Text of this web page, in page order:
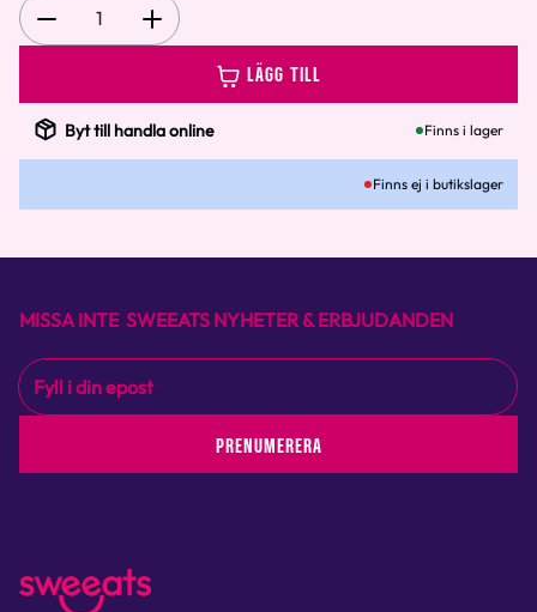
1
LÄGG TILL
Byt till handla online Finns i lager
Finns ej i butikslager
MISSA INTE SWEEATS NYHETER & ERBJUDANDEN
PRENUMERERA